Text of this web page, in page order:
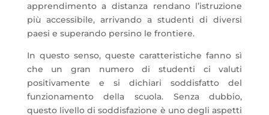
apprendimento a distanza rendano l’istruzione
più accessibile, arrivando a studenti di diversi
paesi e superando persino le frontiere.
In questo senso, queste caratteristiche fanno sì
che un gran numero di studenti ci valuti
positivamente e si dichiari soddisfatto del
funzionamento della scuola. Senza dubbio,
questo livello di soddisfazione è uno degli aspetti